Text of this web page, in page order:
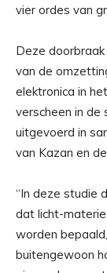
vier ordes van
Deze
van de
elektronica in
verscheen in
uitgevoerd in
van Kazan en
“In deze studie
dat licht-
worden
buitengewoon